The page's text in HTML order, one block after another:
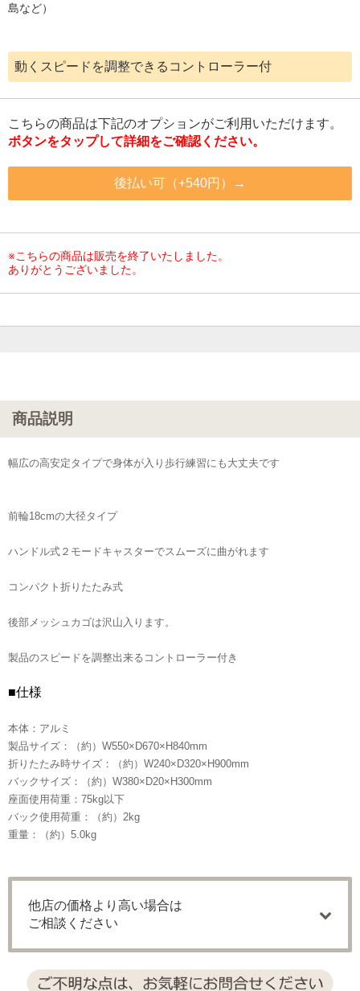
島など）
動くスピードを調整できるコントローラー付
こちらの商品は下記のオプションがご利用いただけます。
ボタンをタップして詳細をご確認ください。
後払い可（+540円）→
※こちらの商品は販売を終了いたしました。
ありがとうございました。
商品説明
幅広の高安定タイプで身体が入り歩行練習にも大丈夫です
前輪18cmの大径タイプ
ハンドル式２モードキャスターでスムーズに曲がれます
コンパクト折りたたみ式
後部メッシュカゴは沢山入ります。
製品のスピードを調整出来るコントローラー付き
■仕様
本体：アルミ
製品サイズ：（約）W550×D670×H840mm
折りたたみ時サイズ：（約）W240×D320×H900mm
バックサイズ：（約）W380×D20×H300mm
座面使用荷重：75kg以下
バック使用荷重：（約）2kg
重量：（約）5.0kg
他店の価格より高い場合は
ご相談ください